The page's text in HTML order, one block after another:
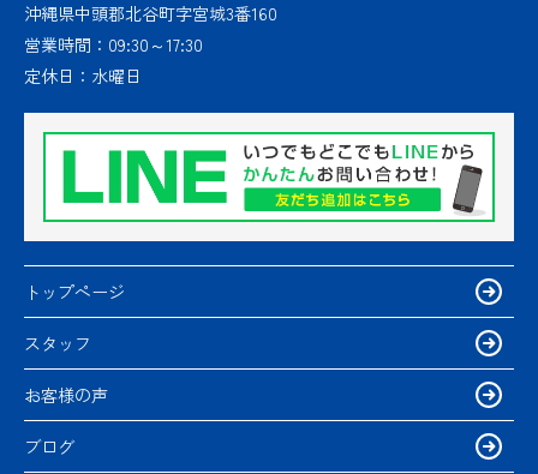
沖縄県中頭郡北谷町字宮城3番160
営業時間： 09:30～17:30
定休日： 水曜日
トップページ
スタッフ
お客様の声
ブログ